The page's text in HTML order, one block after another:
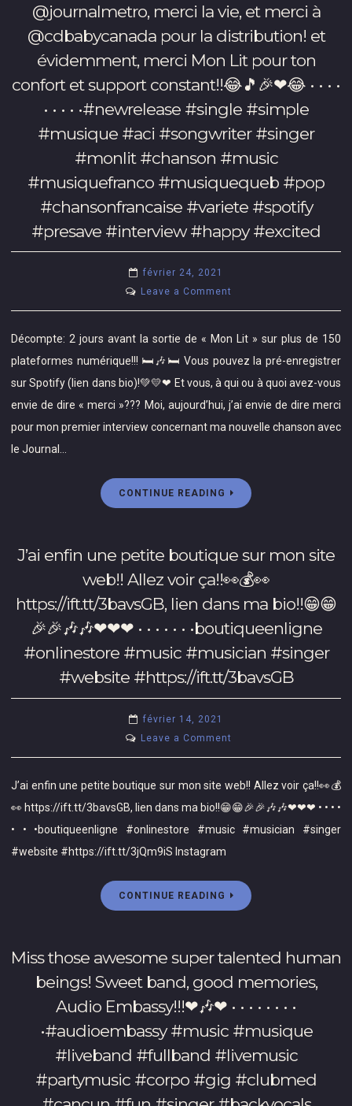
💚
💛
❤
•
•
•
•
•#lancement
#monlit
#videoclip
#demain
#montreal
#singer
@journalmetro, merci la vie, et merci à
@cdbabycanada pour la distribution! et
évidemment, merci Mon Lit pour ton
confort et support constant!!😂🎵🎉❤😂 • • • •
• • • • •#newrelease #single #simple
#musique #aci #songwriter #singer
#monlit #chanson #music
#musiquefranco #musiquequeb #pop
#chansonfrancaise #variete #spotify
#presave #interview #happy #excited
février 24, 2021
Leave a Comment
Décompte:
avant
la
sortie
de
sur
plus
plateformes
numérique!!!
🎶
🛏
Vous
pouvez
(lien
dans
Et
qui
à
quoi
avez-
vous
de
dire
Décompte: 2 jours avant la sortie de « Mon Lit » sur plus de 150
plateformes numérique!!! 🛏🎶🛏 Vous pouvez la pré-enregistrer
sur Spotify (lien dans bio)!💚💛❤ Et vous, à qui ou à quoi avez-vous
envie de dire « merci »??? Moi, aujourd’hui, j’ai envie de dire merci
pour mon premier interview concernant ma nouvelle chanson avec
le Journal…
CONTINUE READING
J’ai enfin une petite boutique sur mon site
web!! Allez voir ça!!👀💰👀
https://ift.tt/3bavsGB, lien dans ma bio!!😁😁
🎉🎉🎶🎶❤❤❤ • • • • • • •boutiqueenligne
#onlinestore #music #musician #singer
#website #https://ift.tt/3bavsGB
février 14, 2021
Leave a Comment
J’ai
petite
boutique
site
web!!
ça!!
👀
https://ift.tt/3bavsGB,
lien
dans
ma
J’ai enfin une petite boutique sur mon site web!! Allez voir ça!!👀💰
👀 https://ift.tt/3bavsGB, lien dans ma bio!!😁😁🎉🎉🎶🎶❤❤❤ • • • •
• • •boutiqueenligne #onlinestore #music #musician #singer
#website #https://ift.tt/3jQm9iS Instagram
CONTINUE READING
Miss those awesome super talented human
beings! Sweet band, good memories,
Audio Embassy!!!❤🎶❤ • • • • • • • •
•#audioembassy #music #musique
#liveband #fullband #livemusic
#partymusic #corpo #gig #clubmed